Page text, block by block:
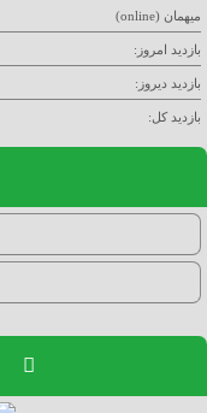
میهمان (online)
بازدید امروز:
بازدید دیروز:
بازدید کل: